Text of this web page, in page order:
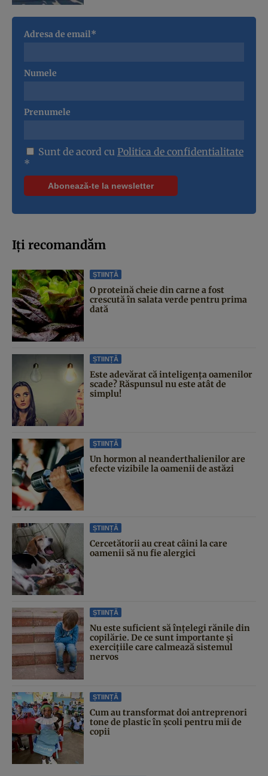
Adresa de email*
Numele
Prenumele
Sunt de acord cu Politica de confidentialitate
*
Iți recomandăm
ȘTIINȚĂ
O proteină cheie din carne a fost
crescută în salata verde pentru prima
dată
ȘTIINȚĂ
Este adevărat că inteligența oamenilor
scade? Răspunsul nu este atât de
simplu!
ȘTIINȚĂ
Un hormon al neanderthalienilor are
efecte vizibile la oamenii de astăzi
ȘTIINȚĂ
Cercetătorii au creat câini la care
oamenii să nu fie alergici
ȘTIINȚĂ
Nu este suficient să înțelegi rănile din
copilărie. De ce sunt importante și
exercițiile care calmează sistemul
nervos
ȘTIINȚĂ
Cum au transformat doi antreprenori
tone de plastic în școli pentru mii de
copii